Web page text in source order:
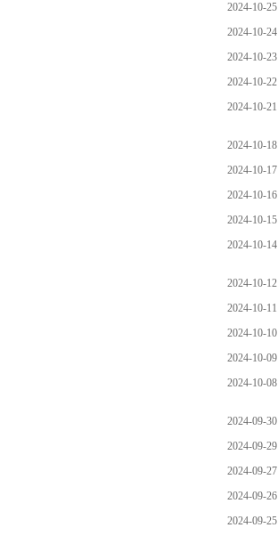
2024-10-25
2024-10-24
2024-10-23
2024-10-22
2024-10-21
2024-10-18
2024-10-17
2024-10-16
2024-10-15
2024-10-14
2024-10-12
2024-10-11
2024-10-10
2024-10-09
2024-10-08
2024-09-30
2024-09-29
2024-09-27
2024-09-26
2024-09-25